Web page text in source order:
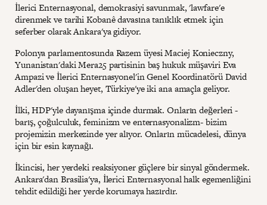
İlerici Enternasyonal, demokrasiyi savunmak, 'lawfare'e
direnmek ve tarihi Kobanê davasına tanıklık etmek için
seferber olarak Ankara'ya gidiyor.
Polonya parlamentosunda Razem üyesi Maciej Konieczny,
Yunanistan'daki Mera25 partisinin baş hukuk müşaviri Eva
Ampazi ve İlerici Enternasyonel'in Genel Koordinatörü David
Adler'den oluşan heyet, Türkiye'ye iki ana amaçla geliyor.
İlki, HDP'yle dayanışma içinde durmak. Onların değerleri -
barış, çoğulculuk, feminizm ve enternasyonalizm- bizim
projemizin merkezinde yer alıyor. Onların mücadelesi, dünya
için bir esin kaynağı.
İkincisi, her yerdeki reaksiyoner güçlere bir sinyal göndermek.
Ankara'dan Brasilia'ya, İlerici Enternasyonal halk egemenliğini
tehdit edildiği her yerde korumaya hazırdır.